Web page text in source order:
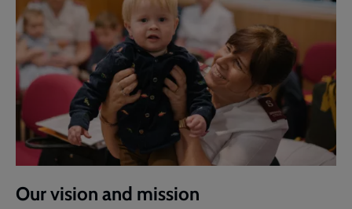
Our vision and mission